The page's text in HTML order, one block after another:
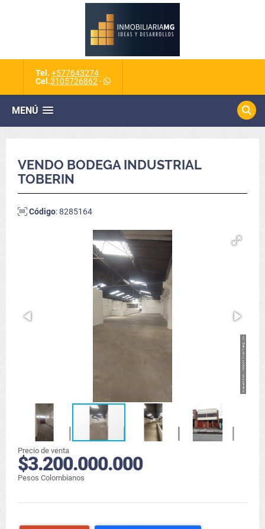
Tel. +577643274
Cel.3105726862 -
MENÚ
VENDO BODEGA INDUSTRIAL
TOBERIN
Código: 8285164
Precio de venta
$3.200.000.000
Pesos Colombianos